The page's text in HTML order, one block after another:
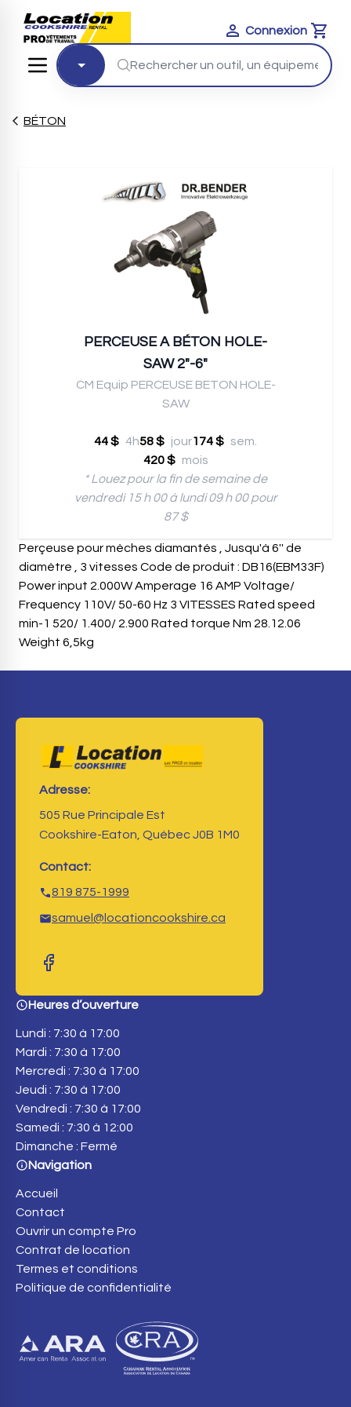
Connexion
Cart
BÉTON
PERCEUSE A BÉTON HOLE-
SAW 2"-6"
CM Equip PERCEUSE BETON HOLE-
SAW
44 $ 4h58 $ jour174 $ sem.
420 $ mois
* Louez pour la fin de semaine de
vendredi 15 h 00 à lundi 09 h 00 pour
87 $
Perçeuse pour mèches diamantés , Jusqu'à 6'' de
diamètre , 3 vitesses Code de produit : DB16(EBM33F)
Power input 2.000W Amperage 16 AMP Voltage/
Frequency 110V/ 50-60 Hz 3 VITESSES Rated speed
min-1 520/ 1.400/ 2.900 Rated torque Nm 28.12.06
Weight 6,5kg
Adresse:
505 Rue Principale Est
Cookshire-Eaton, Québec J0B 1M0
Contact:
819 875-1999
samuel@locationcookshire.ca
Heures d’ouverture
Lundi : 7:30 à 17:00
Mardi : 7:30 à 17:00
Mercredi : 7:30 à 17:00
Jeudi : 7:30 à 17:00
Vendredi : 7:30 à 17:00
Samedi : 7:30 à 12:00
Dimanche : Fermé
Navigation
Accueil
Contact
Ouvrir un compte Pro
Contrat de location
Termes et conditions
Politique de confidentialité